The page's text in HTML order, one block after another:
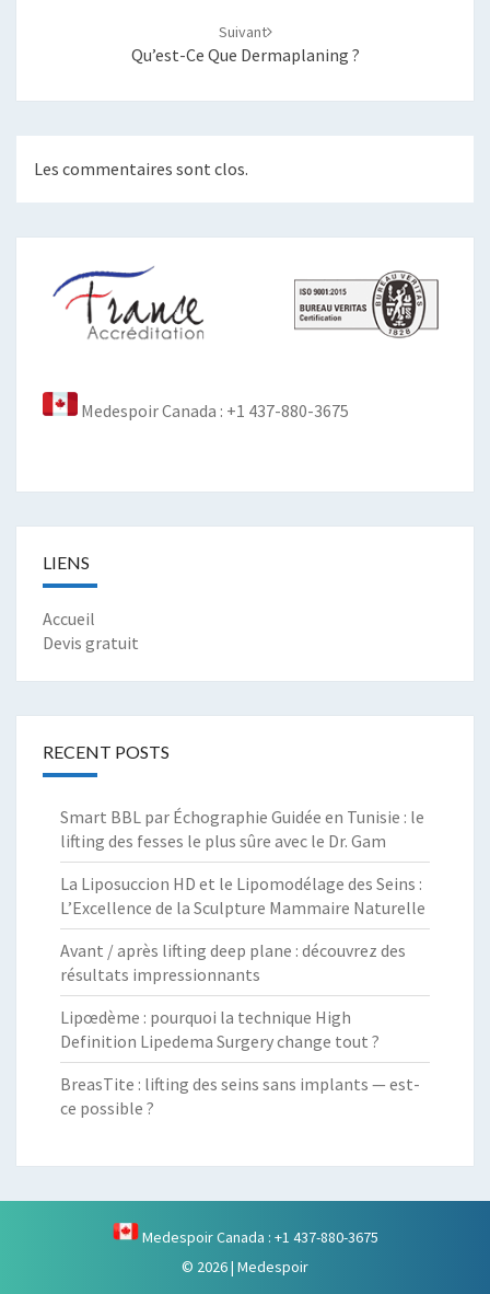
Suivant
Qu’est-Ce Que Dermaplaning ?
Les commentaires sont clos.
Medespoir Canada : +1 437-880-3675
LIENS
Accueil
Devis gratuit
RECENT POSTS
Smart BBL par Échographie Guidée en Tunisie : le
lifting des fesses le plus sûre avec le Dr. Gam
La Liposuccion HD et le Lipomodélage des Seins :
L’Excellence de la Sculpture Mammaire Naturelle
Avant / après lifting deep plane : découvrez des
résultats impressionnants
Lipœdème : pourquoi la technique High
Definition Lipedema Surgery change tout ?
BreasTite : lifting des seins sans implants — est-
ce possible ?
Medespoir Canada : +1 437-880-3675
© 2026| Medespoir